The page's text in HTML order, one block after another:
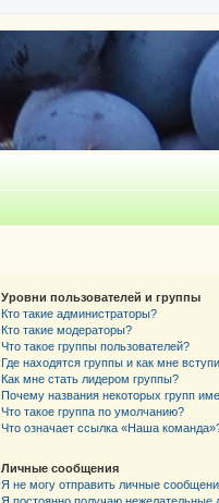
Уровни пользователей и группы
Кто такие администраторы?
Кто такие модераторы?
Что такое группы пользователей?
Где находятся группы и как мне
Как мне стать лидером группы?
Почему названия некоторых групп
Что такое группа по умолчанию?
Что означает ссылка «Наша
Личные сообщения
Я не могу отправить личные